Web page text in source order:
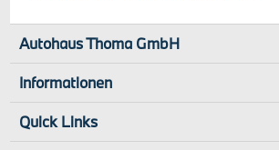
Autohaus Thoma GmbH
Informationen
Quick Links